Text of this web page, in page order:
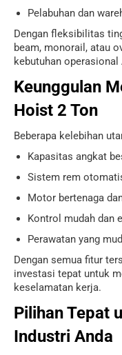
Pelabuhan dan
Dengan fleksibilitas
beam, monorail, atau
kebutuhan operasional
Keunggulan
Hoist 2 Ton
Beberapa kelebihan
Kapasitas angkat
Sistem rem
Motor bertenaga
Kontrol mudah dan
Perawatan yang
Dengan semua fitur
investasi tepat untuk
keselamatan kerja.
Pilihan Tepat
Industri Anda